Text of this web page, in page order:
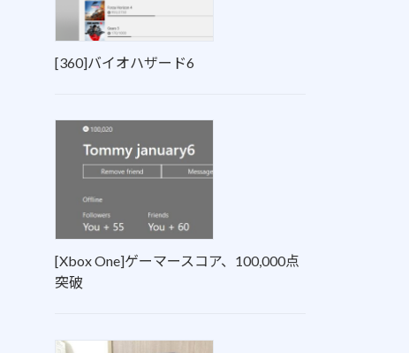
[360]バイオハザード6
[Xbox One]ゲーマースコア、100,000点
突破